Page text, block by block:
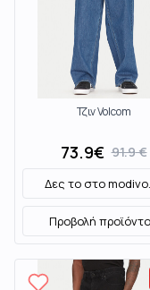
Τζιν Volcom
73.9€ 91.9€
Δες το στο
Προβολή